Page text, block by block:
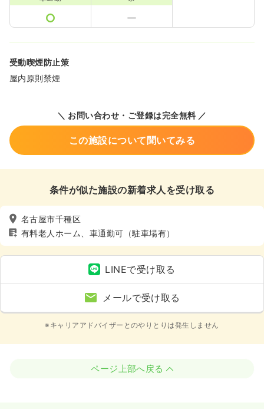
受動喫煙防止策
屋内原則禁煙
＼ お問い合わせ・ご登録は完全無料 ／
この施設について聞いてみる
条件が似た施設の新着求人を受け取る
名古屋市千種区
有料老人ホーム、車通勤可（駐車場有）
LINEで受け取る
メールで受け取る
※キャリアアドバイザーとのやりとりは発生しません
ページ上部へ戻る